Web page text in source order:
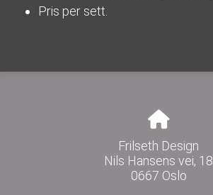
Pris per sett.
Frilseth Design
Nils Hansens vei, 18
0667 Oslo